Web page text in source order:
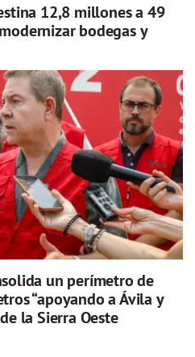
12,8 millones a 49
bodegas y
un perímetro de
“apoyando a Ávila y
la Sierra Oeste